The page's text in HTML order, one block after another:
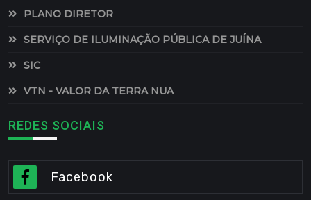
PLANO DIRETOR
SERVIÇO DE ILUMINAÇÃO PÚBLICA DE JUÍNA
SIC
VTN - VALOR DA TERRA NUA
REDES SOCIAIS
Facebook